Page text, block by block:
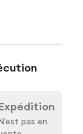
pas en